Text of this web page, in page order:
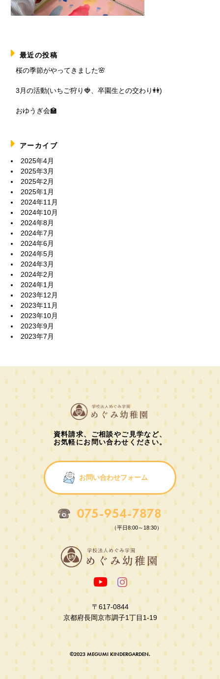
最近の投稿
桜の季節がやってきました🌸
3月の活動(いちご狩り🍓、卒園生との交わり👭)
おゆうぎ会🏫
アーカイブ
2025年4月
2025年3月
2025年2月
2025年1月
2024年11月
2024年10月
2024年8月
2024年7月
2024年6月
2024年5月
2024年3月
2024年2月
2024年1月
2023年12月
2023年11月
2023年10月
2023年9月
2023年7月
資料請求、ご相談やご見学など、
お気軽にお問い合わせください。
お問い合わせフォーム
075-954-7878
（平日8:00～18:30）
〒617-0844
京都府長岡京市調子1丁目1-19
©2023 MEGUMI KINDERGARDEN.